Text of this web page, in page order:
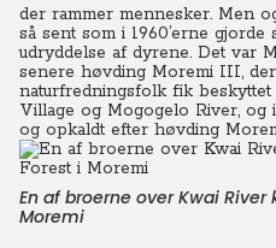
der rammer mennesker. Men
så sent som i 1960’erne
udryddelse af dyrene. Det var
senere høvding Moremi III,
naturfredningsfolk fik
Village og Mogogelo River, og
og opkaldt efter høvding
En af broerne over Kwai
Moremi